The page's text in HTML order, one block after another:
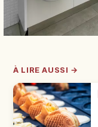
À LIRE AUSSI →